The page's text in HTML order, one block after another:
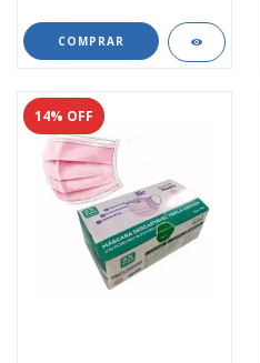
COMPRAR
14% OFF